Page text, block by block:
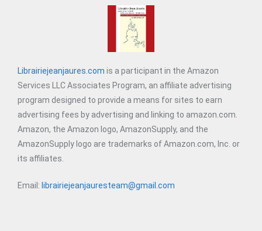
Librairiejeanjaures.com is a participant in the Amazon
Services LLC Associates Program, an affiliate advertising
program designed to provide a means for sites to earn
advertising fees by advertising and linking to amazon.com.
Amazon, the Amazon logo, AmazonSupply, and the
AmazonSupply logo are trademarks of Amazon.com, Inc. or
its affiliates.
Email: librairiejeanjauresteam@gmail.com